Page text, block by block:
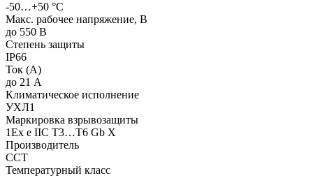
-50…+50 °С
Макс. рабочее напряжение, В
до 550 В
Степень защиты
IP66
Ток (А)
до 21 А
Климатическое исполнение
УХЛ1
Маркировка взрывозащиты
1Ex e IIC T3…T6 Gb X
Производитель
ССТ
Температурный класс